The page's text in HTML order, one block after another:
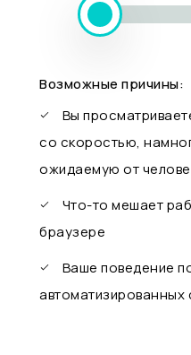
Возможные причины:
Вы
со скоростью,
ожидаемую от
Что-то мешает
браузере
Ваше поведение
автоматизированных